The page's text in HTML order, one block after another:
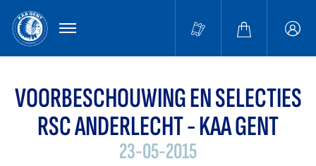
MENU
VOORBESCHOUWING EN SELECTIES
RSC ANDERLECHT - KAA GENT
23-05-2015